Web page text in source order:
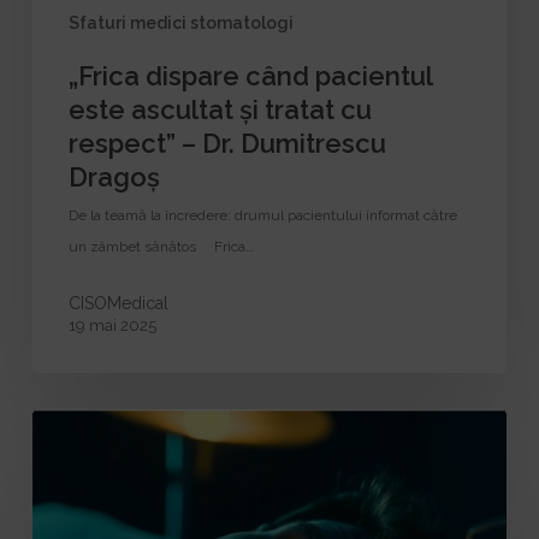
Sfaturi medici stomatologi
Dragoș„Frica dispare când pacientul
este ascultat și tratat cu
respect” – Dr. Dumitrescu
Dragoș
De la teamă la încredere: drumul pacientului informat către
un zâmbet sănătos Frica…
CISOMedical
19 mai 2025